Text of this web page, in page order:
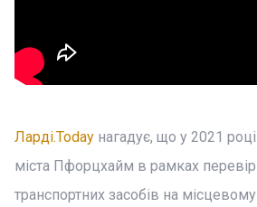
Ларді.Today нагадує, що у 2021
міста Пфорцхайм в рамках
транспортних засобів на